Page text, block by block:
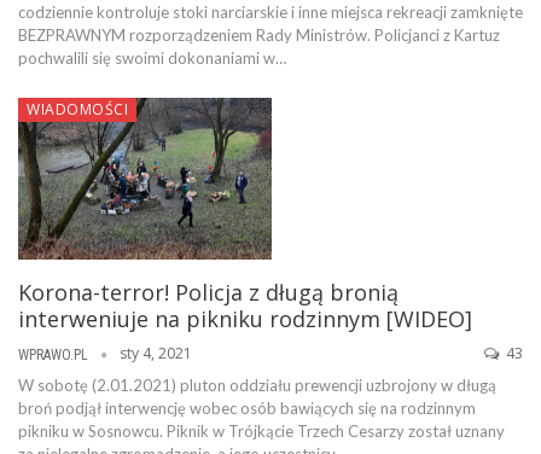
codziennie kontroluje stoki narciarskie i inne miejsca rekreacji zamknięte
BEZPRAWNYM rozporządzeniem Rady Ministrów. Policjanci z Kartuz
pochwalili się swoimi dokonaniami w…
WIADOMOŚCI
Korona-terror! Policja z długą bronią
interweniuje na pikniku rodzinnym [WIDEO]
WPRAWO.PL sty 4, 2021 43
W sobotę (2.01.2021) pluton oddziału prewencji uzbrojony w długą
broń podjął interwencję wobec osób bawiących się na rodzinnym
pikniku w Sosnowcu. Piknik w Trójkącie Trzech Cesarzy został uznany